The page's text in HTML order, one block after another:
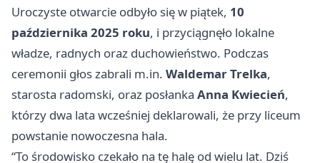
Uroczyste otwarcie odbyło się w piątek, 10
października 2025 roku, i przyciągnęło lokalne
władze, radnych oraz duchowieństwo. Podczas
ceremonii głos zabrali m.in. Waldemar Trelka,
starosta radomski, oraz posłanka Anna Kwiecień,
którzy dwa lata wcześniej deklarowali, że przy liceum
powstanie nowoczesna hala.
“To środowisko czekało na tę halę od wielu lat. Dziś